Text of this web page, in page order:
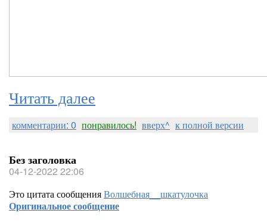
Читать далее
комментарии: 0 понравилось! вверх^ к полной версии
Без заголовка
04-12-2022 22:06
Это цитата сообщенияВолшебная__шкатулочка
Оригинальное сообщение